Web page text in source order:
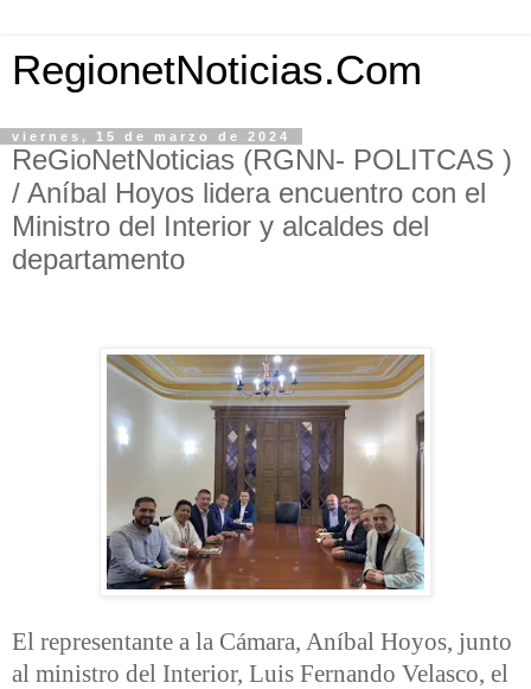
RegionetNoticias.Com
viernes, 15 de marzo de 2024
ReGioNetNoticias (RGNN- POLITCAS )
/ Aníbal Hoyos lidera encuentro con el
Ministro del Interior y alcaldes del
departamento
El representante a la Cámara, Aníbal Hoyos, junto
al ministro del Interior, Luis Fernando Velasco, el